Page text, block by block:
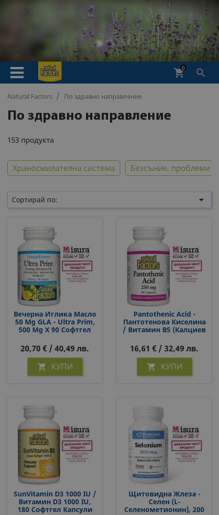

shopping_cart
0
Natural Factors По здравно направление
По здравно направление
153 продукта
Храносмилателна система Безсъние, проблеми
Сортирай по: 
Вечерна Иглика Масло
50 Mg GLA - Ultra Prim,
500 Mg Х 90 Софтгел
20,70 € / 40,49 лв.
 КУПИ
Pantothenic Acid -
Пантотенова Киселина
/ Витамин В5 (калциев
90 Капсули
16,61 € / 32,49 лв.
 КУПИ
SunVitamin D3 1000 IU /
Витамин D3 1000 IU,
180 Софтгел Капсули
Щитовидна Жлеза -
Селен (L-
Селенометионин), 200